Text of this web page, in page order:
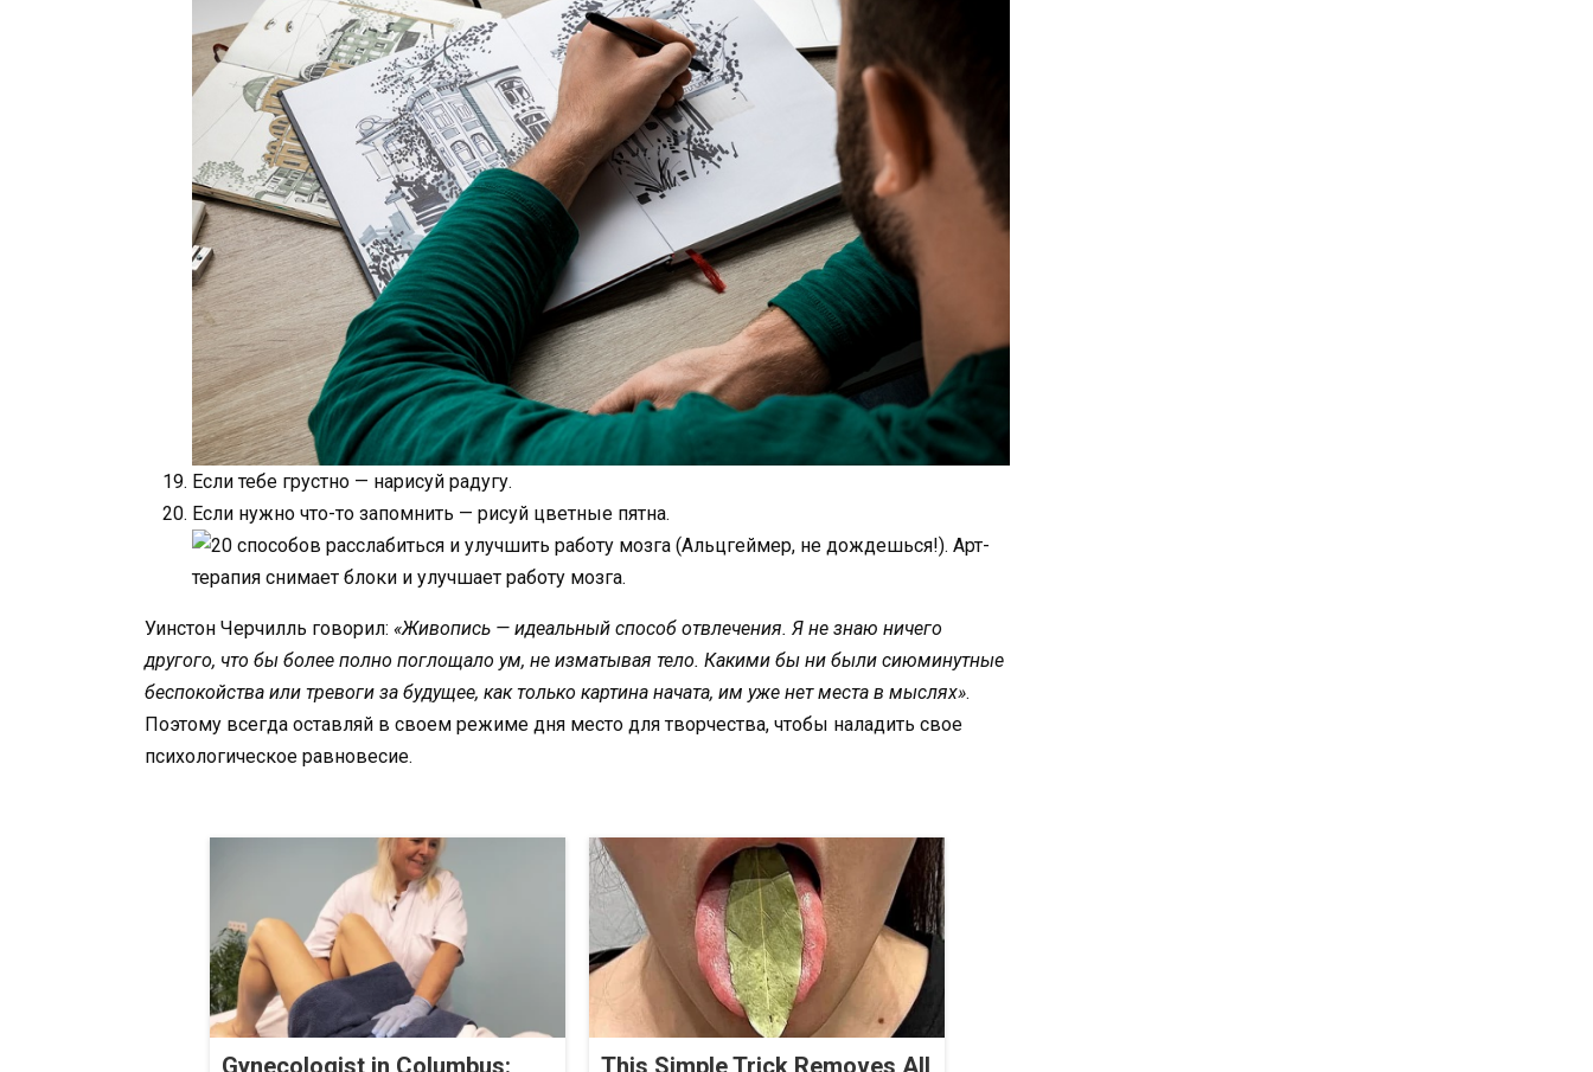
Если тебе грустно — нарисуй радугу.
Если нужно что-то запомнить — рисуй цветные пятна.
Уинстон Черчилль говорил: «Живопись — идеальный способ отвлечения. Я не знаю ничего
другого, что бы более полно поглощало ум, не изматывая тело. Какими бы ни были сиюминутные
беспокойства или тревоги за будущее, как только картина начата, им уже нет места в мыслях».
Поэтому всегда оставляй в своем режиме дня место для творчества, чтобы наладить свое
психологическое равновесие.
Gynecologist in Columbus: This Simple Trick Removes All